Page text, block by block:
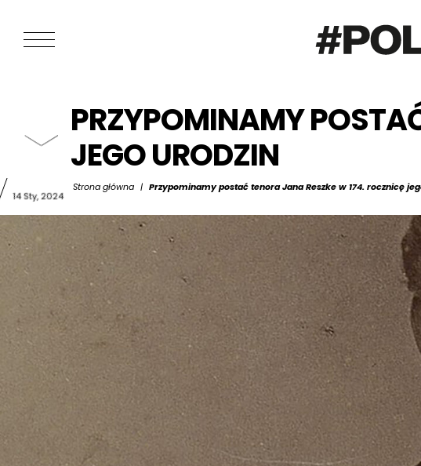
PRZYPOMINAMY
JEGO URODZIN
Strona główna | Przypominamy postać tenora Jana Reszke w 174. rocznicę
14 Sty, 2024